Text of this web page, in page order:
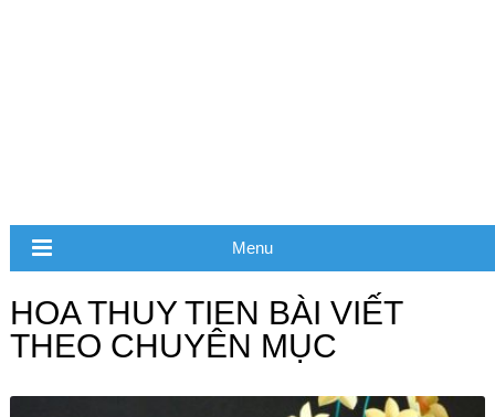
Menu
HOA THUY TIEN BÀI VIẾT
THEO CHUYÊN MỤC